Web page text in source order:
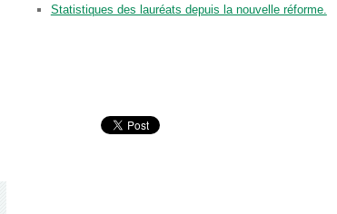
Statistiques des lauréats depuis la nouvelle réforme.